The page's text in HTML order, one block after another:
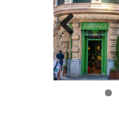
Previo
us